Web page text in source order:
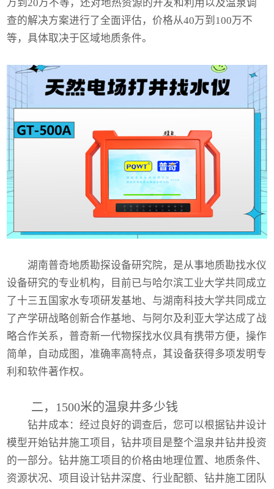
万到20万不等，还对地热资源的开发和利用以及温泉调
查的解决方案进行了全面评估，价格从40万到100万不
等，具体取决于区域地质条件。
湖南普奇地质勘探设备研究院，是从事地质勘找水仪
设备研究的专业机构，目前已与哈尔滨工业大学共同成立
了十三五国家水专项研发基地、与湖南科技大学共同成立
了产学研战略创新合作基地、与阿尔及利亚大学达成了战
略合作关系，普奇新一代物探找水仪具有携带方便，操作
简单，自动成图，准确率高特点，其设备获得多项发明专
利和软件著作权。
二，1500米的温泉井多少钱
钻井成本：经过良好的调查后，您可以根据钻井设计
模型开始钻井施工项目，钻井项目是整个温泉井钻井投资
的一部分。钻井施工项目的价格由地理位置、地质条件、
资源状况、项目设计钻井深度、行业配额、钻井施工团队